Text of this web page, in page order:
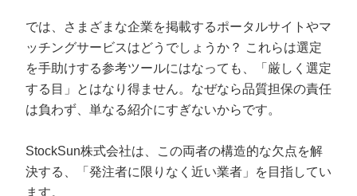
では、さまざまな企業を掲載するポータルサイトやマ
ッチングサービスはどうでしょうか？ これらは選定
を手助けする参考ツールにはなっても、「厳しく選定
する目」とはなり得ません。なぜなら品質担保の責任
は負わず、単なる紹介にすぎないからです。
StockSun株式会社は、この両者の構造的な欠点を解
決する、「発注者に限りなく近い業者」を目指してい
ます。